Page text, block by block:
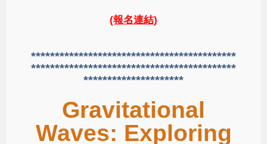
(報名連結)
*******************************************
*******************************************
*********************
Gravitational
Waves: Exploring